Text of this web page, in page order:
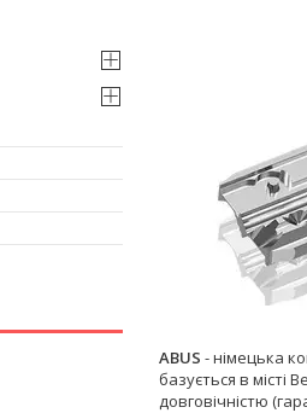
ABUS - німецька
базується в місті
довговічністю